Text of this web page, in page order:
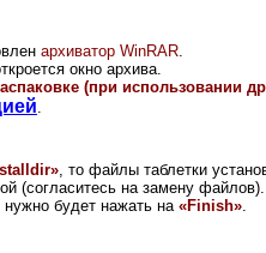
архиватор WinRAR
окно архива.
(при использовании
, то файлы таблетки
(согласитесь на замену файлов).
нужно будет нажать на «Finish»